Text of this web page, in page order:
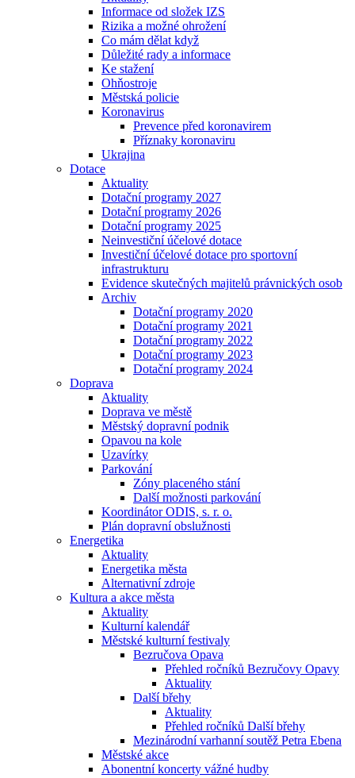
Informace od složek IZS
Rizika a možné ohrožení
Co mám dělat když
Důležité rady a informace
Ke stažení
Ohňostroje
Městská policie
Koronavirus
Prevence před koronavirem
Příznaky koronaviru
Ukrajina
Dotace
Aktuality
Dotační programy 2027
Dotační programy 2026
Dotační programy 2025
Neinvestiční účelové dotace
Investiční účelové dotace pro sportovní
infrastrukturu
Evidence skutečných majitelů právnických osob
Archiv
Dotační programy 2020
Dotační programy 2021
Dotační programy 2022
Dotační programy 2023
Dotační programy 2024
Doprava
Aktuality
Doprava ve městě
Městský dopravní podnik
Opavou na kole
Uzavírky
Parkování
Zóny placeného stání
Další možnosti parkování
Koordinátor ODIS, s. r. o.
Plán dopravní obslužnosti
Energetika
Aktuality
Energetika města
Alternativní zdroje
Kultura a akce města
Aktuality
Kulturní kalendář
Městské kulturní festivaly
Bezručova Opava
Přehled ročníků Bezručovy Opavy
Aktuality
Další břehy
Aktuality
Přehled ročníků Další břehy
Mezinárodní varhanní soutěž Petra Ebena
Městské akce
Abonentní koncerty vážné hudby